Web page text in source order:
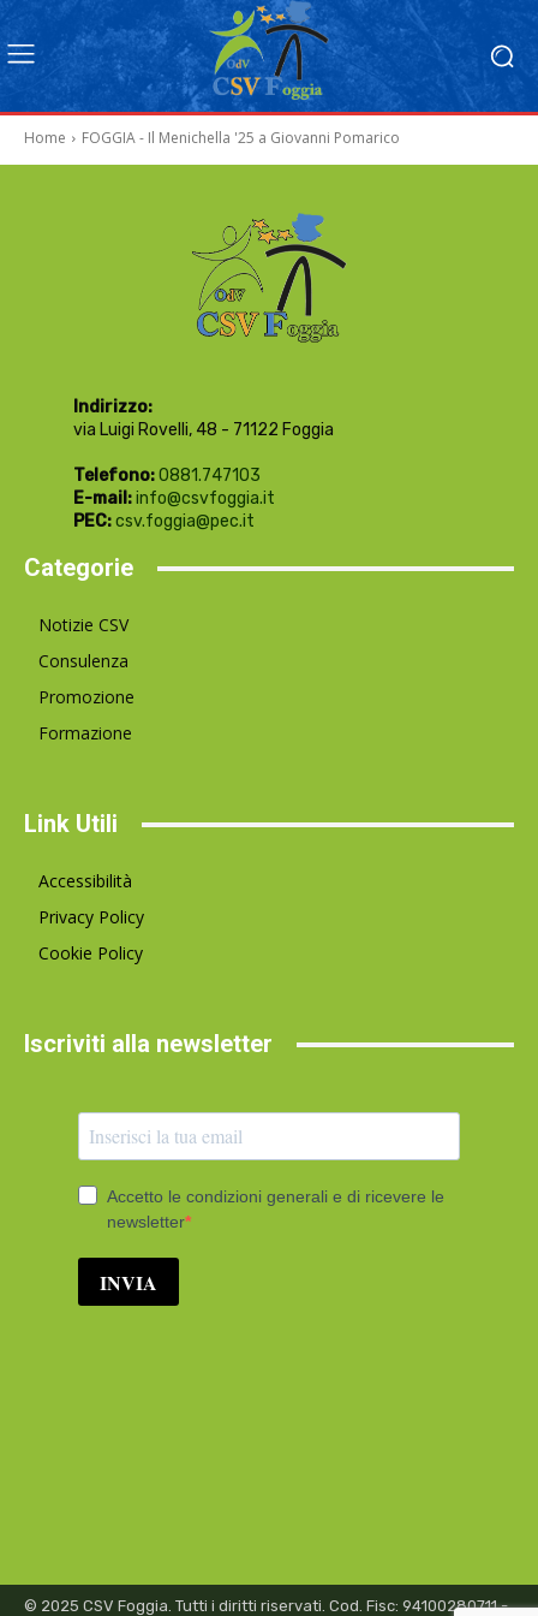
Home FOGGIA - Il Menichella '25 a Giovanni Pomarico
Indirizzo:
via Luigi Rovelli, 48 - 71122 Foggia
Telefono:0881.747103
E-mail:info@csvfoggia.it
PEC:csv.foggia@pec.it
Categorie
Notizie CSV
Consulenza
Promozione
Formazione
Link Utili
Accessibilità
Privacy Policy
Cookie Policy
Iscriviti alla newsletter
© 2025 CSV Foggia. Tutti i diritti riservati. Cod. Fisc: 94100280711 -